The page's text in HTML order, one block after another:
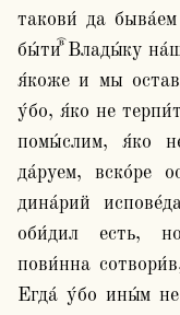
такови́ да
бы́ти ⷡ҇Влады́ку
я́коже и мы
у́бо, я́ко не
помы́слим, я́ко
да́руем, вско́ре
дина́рий
оби́дил есть,
пови́нна
Егда́ у́бо ины́м